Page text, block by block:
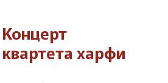
харфи